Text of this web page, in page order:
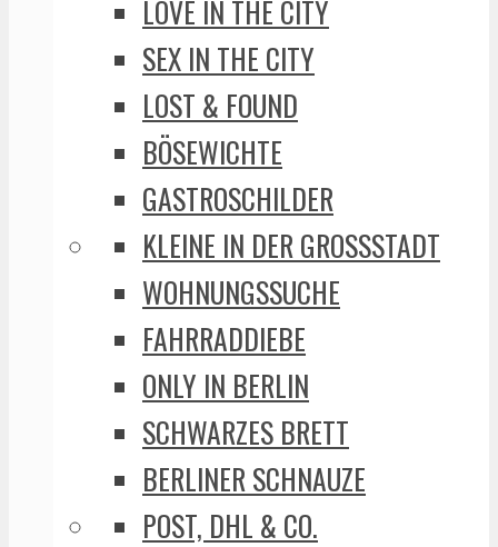
LOVE IN THE CITY
SEX IN THE CITY
LOST & FOUND
BÖSEWICHTE
GASTROSCHILDER
KLEINE IN DER GROSSSTADT
WOHNUNGSSUCHE
FAHRRADDIEBE
ONLY IN BERLIN
SCHWARZES BRETT
BERLINER SCHNAUZE
POST, DHL & CO.